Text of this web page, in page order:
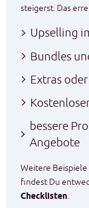
steigerst. Das
Upselling
Bundles
Extras
bessere
Angebote
Weitere
findest Du
Checklisten.